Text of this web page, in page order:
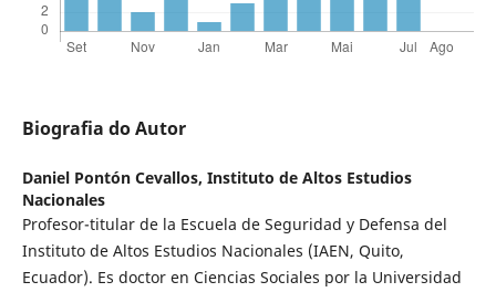
Biografia do Autor
Daniel Pontón Cevallos, Instituto de Altos Estudios
Nacionales
Profesor-titular de la Escuela de Seguridad y Defensa del
Instituto de Altos Estudios Nacionales (IAEN, Quito,
Ecuador). Es doctor en Ciencias Sociales por la Universidad